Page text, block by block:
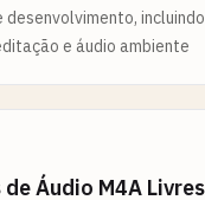
e áudio ambiente
Áudio M4A